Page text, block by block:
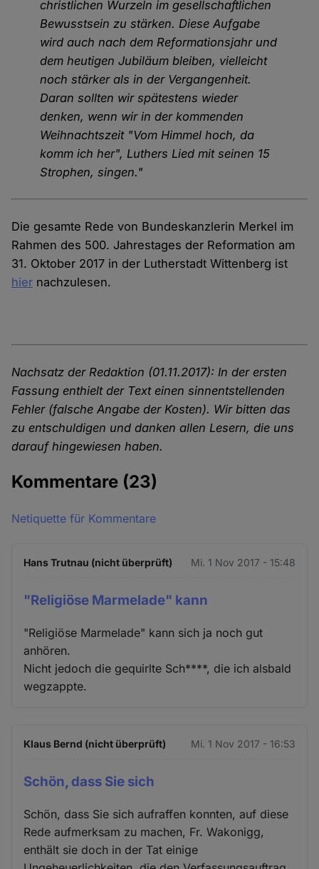
christlichen Wurzeln im gesellschaftlichen
Bewusstsein zu stärken. Diese Aufgabe
wird auch nach dem Reformationsjahr und
dem heutigen Jubiläum bleiben, vielleicht
noch stärker als in der Vergangenheit.
Daran sollten wir spätestens wieder
denken, wenn wir in der kommenden
Weihnachtszeit "Vom Himmel hoch, da
komm ich her", Luthers Lied mit seinen 15
Strophen, singen."
Die gesamte Rede von Bundeskanzlerin Merkel im
Rahmen des 500. Jahrestages der Reformation am
31. Oktober 2017 in der Lutherstadt Wittenberg ist
hier nachzulesen.
Nachsatz der Redaktion (01.11.2017): In der ersten
Fassung enthielt der Text einen sinnentstellenden
Fehler (falsche Angabe der Kosten). Wir bitten das
zu entschuldigen und danken allen Lesern, die uns
darauf hingewiesen haben.
Kommentare (23)
Netiquette für Kommentare
Hans Trutnau (nicht überprüft) Mi. 1 Nov 2017 - 15:48
"Religiöse Marmelade" kann
"Religiöse Marmelade" kann sich ja noch gut
anhören.
Nicht jedoch die gequirlte Sch****, die ich alsbald
wegzappte.
Klaus Bernd (nicht überprüft) Mi. 1 Nov 2017 - 16:53
Schön, dass Sie sich
Schön, dass Sie sich aufraffen konnten, auf diese
Rede aufmerksam zu machen, Fr. Wakonigg,
enthält sie doch in der Tat einige